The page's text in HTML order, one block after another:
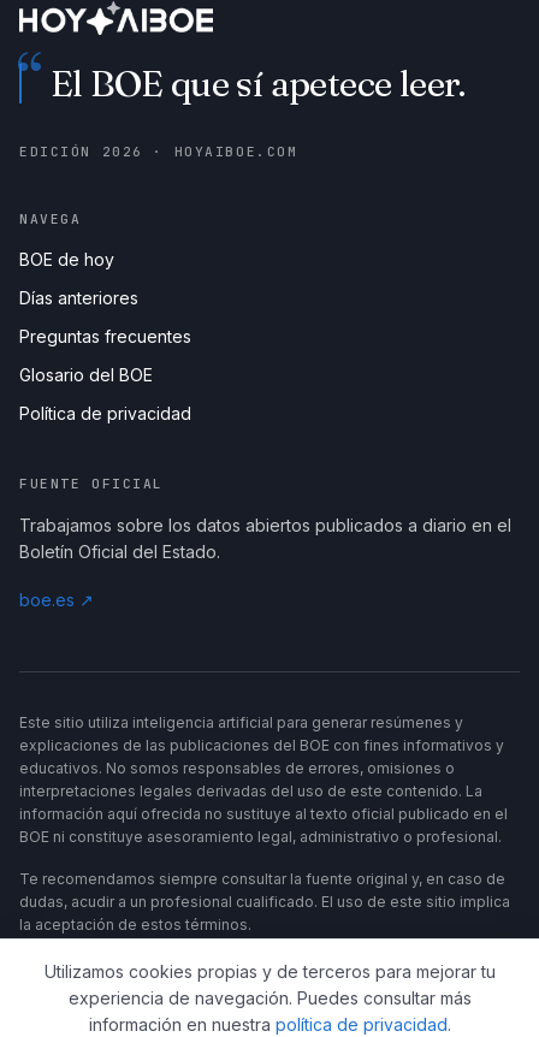
“ El BOE que sí apetece leer.
EDICIÓN 2026 · HOYAIBOE.COM
NAVEGA
BOE de hoy
Días anteriores
Preguntas frecuentes
Glosario del BOE
Política de privacidad
FUENTE OFICIAL
Trabajamos sobre los datos abiertos publicados a diario en el
Boletín Oficial del Estado.
boe.es ↗
Este sitio utiliza inteligencia artificial para generar resúmenes y
explicaciones de las publicaciones del BOE con fines informativos y
educativos. No somos responsables de errores, omisiones o
interpretaciones legales derivadas del uso de este contenido. La
información aquí ofrecida no sustituye al texto oficial publicado en el
BOE ni constituye asesoramiento legal, administrativo o profesional.
Te recomendamos siempre consultar la fuente original y, en caso de
dudas, acudir a un profesional cualificado. El uso de este sitio implica
la aceptación de estos términos.
UN PROYECTO DE
Utilizamos cookies propias y de terceros para mejorar tu
experiencia de navegación. Puedes consultar más
información en nuestra política de privacidad.